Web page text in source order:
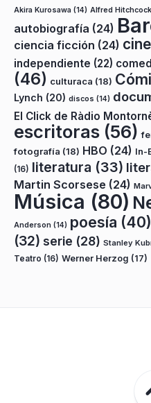
Akira Kurosawa (14) Alfred Hitchcock
autobiografía (24)
ciencia ficción (24) cine
independiente (22)
(46) culturaca (18)
Lynch (20) discos (14)
El Click de Ràdio
escritoras (56)
fotografía (18) HBO (24) In-
(16) literatura (33)
Martin Scorsese (24)
Música (80)
Anderson (14) poesía (40)
(32) serie (28) Stanley
Teatro (16) Werner Herzog (17)